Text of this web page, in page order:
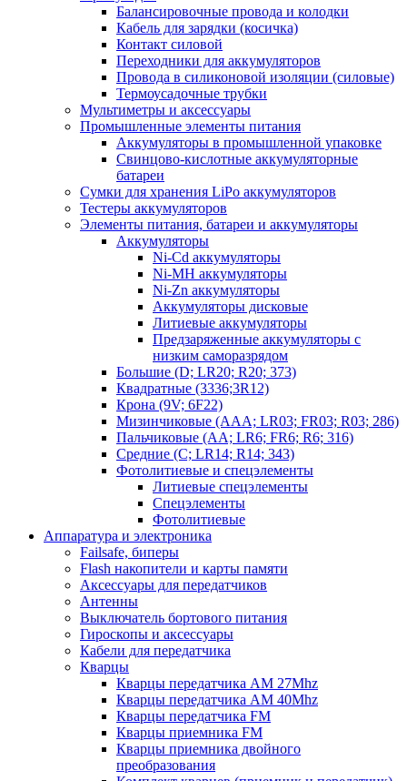
Балансировочные провода и колодки
Кабель для зарядки (косичка)
Контакт силовой
Переходники для аккумуляторов
Провода в силиконовой изоляции (силовые)
Термоусадочные трубки
Мультиметры и аксессуары
Промышленные элементы питания
Аккумуляторы в промышленной упаковке
Свинцово-кислотные аккумуляторные
батареи
Сумки для хранения LiPo аккумуляторов
Тестеры аккумуляторов
Элементы питания, батареи и аккумуляторы
Аккумуляторы
Ni-Cd аккумуляторы
Ni-MH аккумуляторы
Ni-Zn аккумуляторы
Аккумуляторы дисковые
Литиевые аккумуляторы
Предзаряженные аккумуляторы с
низким саморазрядом
Большие (D; LR20; R20; 373)
Квадратные (3336;3R12)
Крона (9V; 6F22)
Мизинчиковые (AAA; LR03; FR03; R03; 286)
Пальчиковые (AA; LR6; FR6; R6; 316)
Средние (C; LR14; R14; 343)
Фотолитиевые и спецэлементы
Литиевые спецэлементы
Спецэлементы
Фотолитиевые
Аппаратура и электроника
Failsafe, биперы
Flash накопители и карты памяти
Аксессуары для передатчиков
Антенны
Выключатель бортового питания
Гироскопы и аксессуары
Кабели для передатчика
Кварцы
Кварцы передатчика AM 27Mhz
Кварцы передатчика AM 40Mhz
Кварцы передатчика FM
Кварцы приемника FM
Кварцы приемника двойного
преобразования